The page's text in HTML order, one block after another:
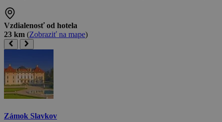
Vzdialenosť od hotela
23 km (Zobraziť na mape)
Zámok Slavkov